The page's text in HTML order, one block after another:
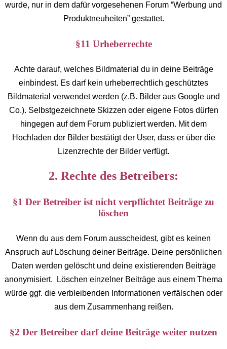
wurde, nur in dem dafür vorgesehenen Forum “Werbung und
Produktneuheiten” gestattet.
§11 Urheberrechte
Achte darauf, welches Bildmaterial du in deine Beiträge
einbindest. Es darf kein urheberrechtlich geschütztes
Bildmaterial verwendet werden (z.B. Bilder aus Google und
Co.). Selbstgezeichnete Skizzen oder eigene Fotos dürfen
hingegen auf dem Forum publiziert werden. Mit dem
Hochladen der Bilder bestätigt der User, dass er über die
Lizenzrechte der Bilder verfügt.
2. Rechte des Betreibers:
§1 Der Betreiber ist nicht verpflichtet Beiträge zu
löschen
Wenn du aus dem Forum ausscheidest, gibt es keinen
Anspruch auf Löschung deiner Beiträge. Deine persönlichen
Daten werden gelöscht und deine existierenden Beiträge
anonymisiert. Löschen einzelner Beiträge aus einem Thema
würde ggf. die verbleibenden Informationen verfälschen oder
aus dem Zusammenhang reißen.
§2 Der Betreiber darf deine Beiträge weiter nutzen